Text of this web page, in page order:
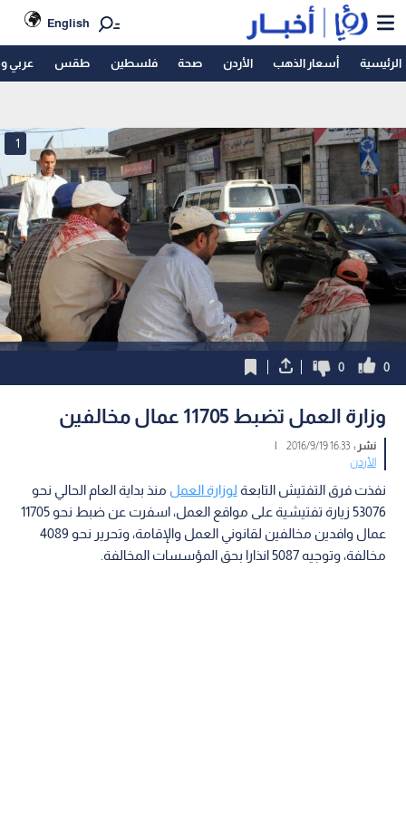
English
الرئيسية أسعار الذهب الأردن صحة فلسطين طقس عربي
1
0
0
وزارة العمل تضبط 11705 عمال مخالفين
نشر :16:33 2016/9/19
|
الأردن
نفذت فرق التفتيش التابعة لوزارة العمل منذ بداية العام الحالي نحو
53076 زيارة تفتيشية على مواقع العمل، اسفرت عن ضبط نحو 11705
عمال وافدين مخالفين لقانوني العمل والإقامة، وتحرير نحو 4089
مخالفة، وتوجيه 5087 انذارا بحق المؤسسات المخالفة.